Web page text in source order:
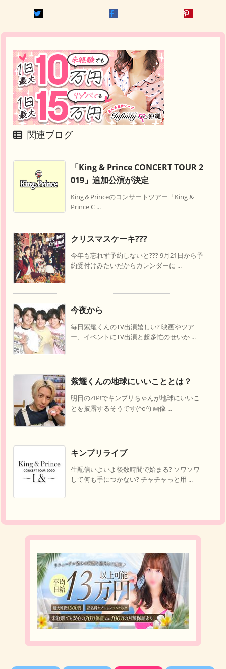
関連ブログ
「King & Prince CONCERT TOUR 2
019」追加公演が決定
King＆Princeのコンサートツアー「King &
Prince C ...
クリスマスケーキ???
今年も忘れず予約しないと??? 9月21日から予
約受付けみたいだからカレンダーに ...
今夜から
毎日紫耀くんのTV出演嬉しい? 映画やツア
ー、イベントにTV出演と超多忙のせいか ...
紫耀くんの地球にいいこととは？
明日のZIP!でキンプリちゃんが地球にいいこ
とを披露するそうです(^o^) 画像 ...
キンプリライブ
生配信いよいよ後数時間で始まる? ソワソワ
して何も手につかない? チャチャっと用 ...